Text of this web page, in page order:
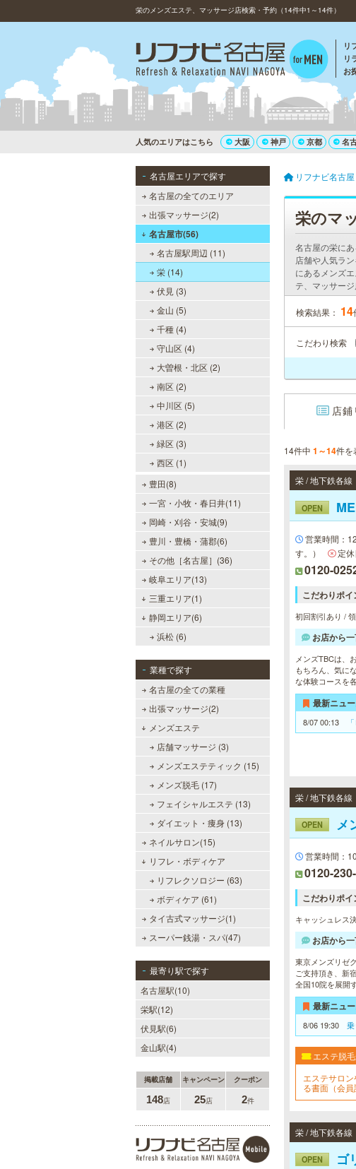
栄のメンズエステ、マッサージ店検索・予約（14件中1～14件）
リ
リ
お
人気のエリアはこちら 大阪 神戸 京都 名
名古屋エリアで探す
名古屋の全てのエリア
出張マッサージ(2)
名古屋市(56)
名古屋駅周辺 (11)
栄 (14)
伏見 (3)
金山 (5)
千種 (4)
守山区 (4)
大曽根・北区 (2)
南区 (2)
中川区 (5)
港区 (2)
緑区 (3)
西区 (1)
豊田(8)
一宮・小牧・春日井(11)
岡崎・刈谷・安城(9)
豊川・豊橋・蒲郡(6)
その他［名古屋］(36)
岐阜エリア(13)
三重エリア(1)
静岡エリア(6)
浜松 (6)
業種で探す
名古屋の全ての業種
出張マッサージ(2)
メンズエステ
店舗マッサージ (3)
メンズエステティック (15)
メンズ脱毛 (17)
フェイシャルエステ (13)
ダイエット・痩身 (13)
ネイルサロン(15)
リフレ・ボディケア
リフレクソロジー (63)
ボディケア (61)
タイ古式マッサージ(1)
スーパー銭湯・スパ(47)
最寄り駅で探す
名古屋駅(10)
栄駅(12)
伏見駅(6)
金山駅(4)
掲載店舗 キャンペーン クーポン
148店 25店 2件
リフナビ名古屋
栄のマ
名古屋の栄に
店舗や人気ラ
にあるメンズ
テ、マッサー
検索結果： 14
こだわり検索
店鋪
14件中 1～14件を
栄 / 地下鉄各
OPEN
営業時間：
す。）
定
0120-
こだわりポイ
初回割引あり /
お店から
メンズTBCは、
もちろん、気に
な体験コースを
最新ニュ
8/07 00:13
栄 / 地下鉄各
OPEN メ
営業時間：
0120-
こだわりポイ
キャッシュレス
お店から
東京メンズリゼ
ご支持頂き、新
全国10院を展開
最新ニュ
8/06 19:30
エステ脱
エステサロ
る書面（会
Fでご契約可
栄 / 地下鉄各
OPEN ゴ